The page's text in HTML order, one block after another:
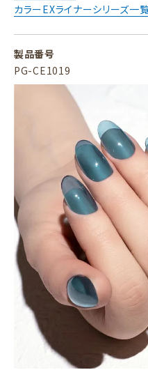
カラーEXライナーシリーズ一
製品番号
PG-CE1019